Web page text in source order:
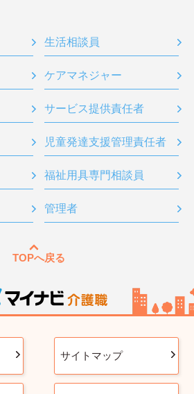
生活相談員
ケアマネジャー
サービス提供責任者
児童発達支援管理責任者
福祉用具専門相談員
管理者
TOPへ戻る
サイトマップ